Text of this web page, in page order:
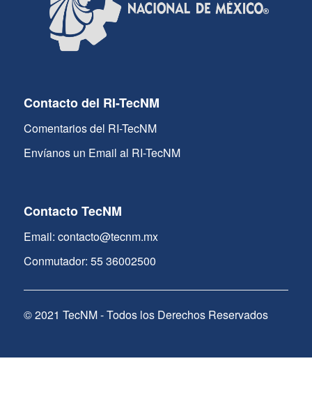
Contacto del RI-TecNM
Comentarios del RI-TecNM
Envíanos un Email al RI-TecNM
Contacto TecNM
Email: contacto@tecnm.mx
Conmutador: 55 36002500
© 2021 TecNM - Todos los Derechos Reservados